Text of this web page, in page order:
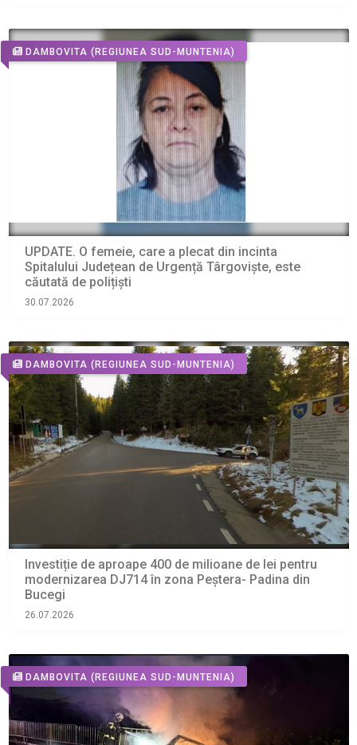
DAMBOVITA (REGIUNEA SUD-MUNTENIA)
UPDATE. O femeie, care a plecat din incinta
Spitalului Județean de Urgență Târgoviște, este
căutată de polițiști
30.07.2026
DAMBOVITA (REGIUNEA SUD-MUNTENIA)
Investiție de aproape 400 de milioane de lei pentru
modernizarea DJ714 în zona Peștera- Padina din
Bucegi
26.07.2026
DAMBOVITA (REGIUNEA SUD-MUNTENIA)